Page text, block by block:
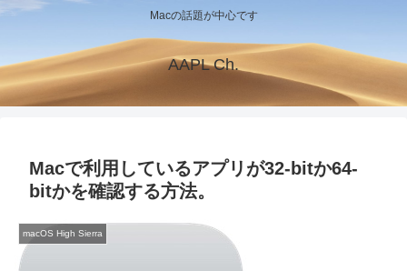
Macの話題が中心です
AAPL Ch.
Macで利用しているアプリが32-bitか64-
bitかを確認する方法。
macOS High Sierra